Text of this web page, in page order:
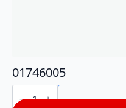
01746005
01746005
adet